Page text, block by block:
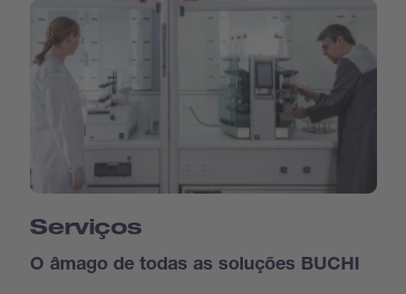
Serviços
O âmago de todas as soluções BUCHI